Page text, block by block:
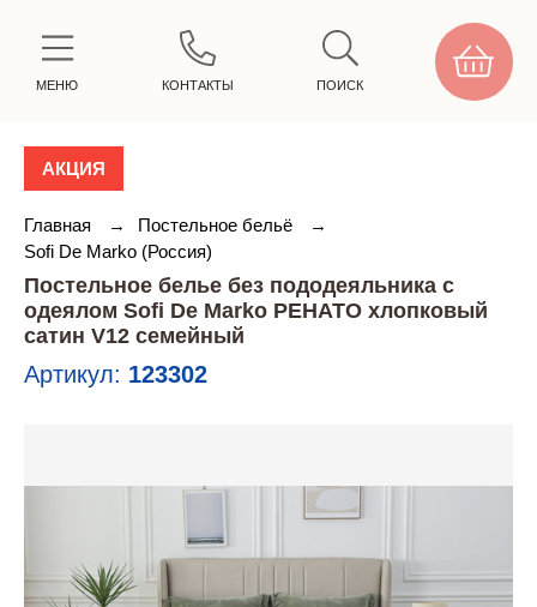
МЕНЮ КОНТАКТЫ ПОИСК
АКЦИЯ
Главная → Постельное бельё
→
Sofi De Marko (Россия)
Постельное белье без пододеяльника с
одеялом Sofi De Marko РЕНАТО хлопковый
сатин V12 семейный
Артикул: 123302